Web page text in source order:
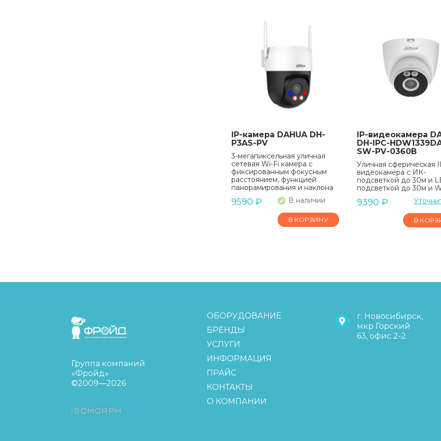
IP-камера DAHUA DH-
P3AS-PV
3-мегапиксельная уличная
сетевая Wi-Fi камера с
фиксированным фокусным
расстоянием, функцией
панорамирования и наклона
9590 ₽ В наличии
В КОРЗИНУ
IP-видеокамера
DH-IPC-
SW-PV-0360B
Уличная сферическая
видеокамера с ИК-
подсветкой до 30м и
подсветкой до 30м и
9390 ₽
В
FreudGroup
Группа компаний
«Фройд»
©2009—2026
ISOMORPH
ОБОРУДОВАНИЕ
БРЕНДЫ
УСЛУГИ
ИНФОРМАЦИЯ
ПРАЙС
КОНТАКТЫ
О КОМПАНИИ
г. Новосибирск,
мкр Горский
63, офис 2-2